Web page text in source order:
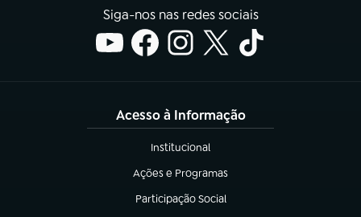
Siga-nos nas redes sociais
Acesso à Informação
Institucional
(abre em nova aba)
Ações e Programas
(abre em nova aba)
Participação Social
(abre em nova aba)